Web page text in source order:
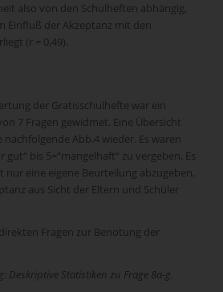
also von den Schulheften abhängig,
Einfluß der Akzeptanz mit den
(r = 0,49).
der Gratisschulhefte war ein
7 Fragen gewidmet. Eine Übersicht
Abb.4 wieder. Es waren
gut“ bis 5=“mangelhaft“ zu vergeben. Es
nur eine eigene Beurteilung abzugeben,
aus Sicht der Eltern und Schüler
Fragen zur Benotung der
Deskriptive Statistiken zu Frage 8a-g.